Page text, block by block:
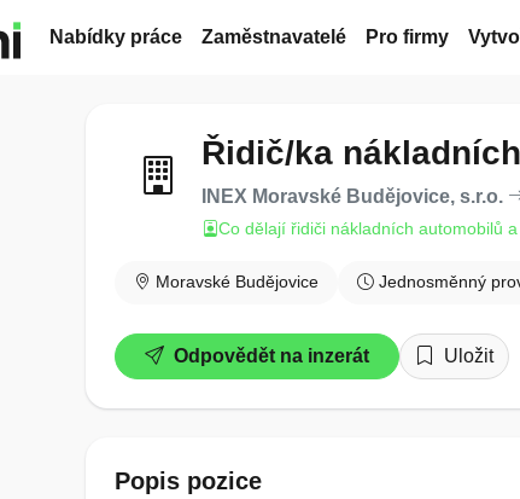
Nabídky práce Zaměstnavatelé Pro firmy
Řidič/ka
INEX Moravské Budějovice, s.r.o.
Co dělají řidiči nákladních automobilů
Moravské Budějovice Jednosměnný
Odpovědět na inzerát Uložit
Popis pozice